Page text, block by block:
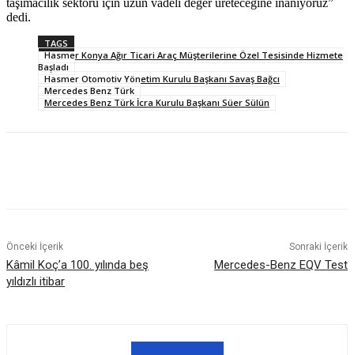
taşımacılık sektörü için uzun vadeli değer üreteceğine inanıyoruz”
dedi.
TAGS
Hasmer Konya Ağır Ticari Araç Müşterilerine Özel Tesisinde Hizmete
Başladı
Hasmer Otomotiv Yönetim Kurulu Başkanı Savaş Bağcı
Mercedes Benz Türk
Mercedes Benz Türk İcra Kurulu Başkanı Süer Sülün
Önceki İçerik
Kâmil Koç’a 100. yılında beş
yıldızlı itibar
Sonraki İçerik
Mercedes-Benz EQV Test